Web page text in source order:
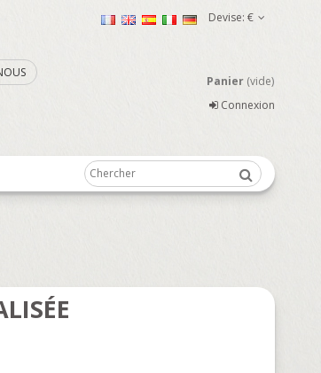
Devise: €
Panier (vide)
Connexion